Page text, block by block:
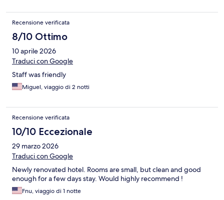
Recensione verificata
8/10 Ottimo
10 aprile 2026
Traduci con Google
Staff was friendly
Miguel, viaggio di 2 notti
Recensione verificata
10/10 Eccezionale
29 marzo 2026
Traduci con Google
Newly renovated hotel. Rooms are small, but clean and good
enough for a few days stay. Would highly recommend !
Fnu, viaggio di 1 notte